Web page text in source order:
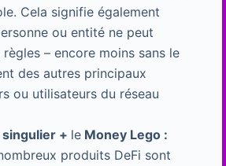
Cela signifie également
ou entité ne peut
– encore moins sans le
des autres principaux
ou utilisateurs du réseau
singulier + leMoney Lego :
produits DeFi sont